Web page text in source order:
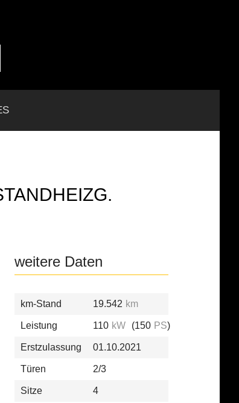
weitere Daten
km-Stand 19.542 km
Leistung 110 kW (150 PS)
Erstzulassung 01.10.2021
Türen 2/3
Sitze 4